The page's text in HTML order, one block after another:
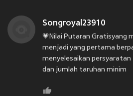
Songroyal23910
💗Nilai Putaran Gratisyang
menjadi yang pertama
menyelesaikan
dan jumlah taruhan minim